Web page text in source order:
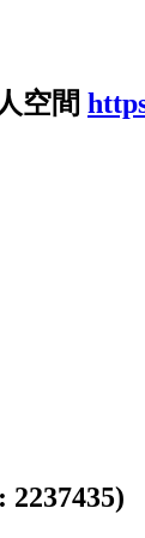
空間
2237435)